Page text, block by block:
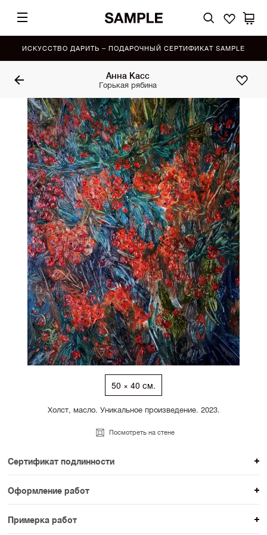
ИСКУССТВО ДАРИТЬ – ПОДАРОЧНЫЙ СЕРТИФИКАТ SAMPLE
Анна Касс
Горькая рябина
50 × 40 см.
Холст, масло. Уникальное произведение. 2023.
Посмотреть на стене
Сертификат подлинности
К каждому авторскому произведению мы
прикладываем сертификат подлинности. Для товаров
раздела SAMPLE СЕРИЯ сертификаты не
Оформление работ
При покупке произведения вы можете выбрать и
оплатить вариант оформления. На сайте доступен
Примерка работ